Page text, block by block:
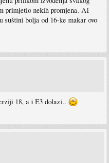
primjetio nekih promjena. AI
suštini bolja od 16-ke makar ovo
18, a i E3 dolazi..